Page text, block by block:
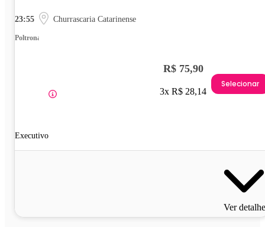
23:55 Churrascaria Catarinense
Poltrona
Executivo
R$ 75,90
3x R$ 28,14
Selecionar
Ver